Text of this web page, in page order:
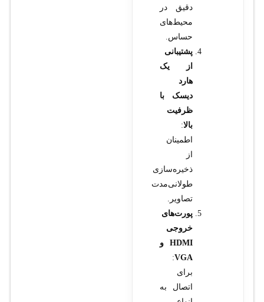
دقیق در
محیط‌های
حساس.
پشتیبانی
از یک
هارد
دیسک با
ظرفیت
بالا:
اطمینان
از
ذخیره‌سازی
طولانی‌مدت
تصاویر.
پورت‌های
خروجی
HDMI و
VGA
:
برای
اتصال به